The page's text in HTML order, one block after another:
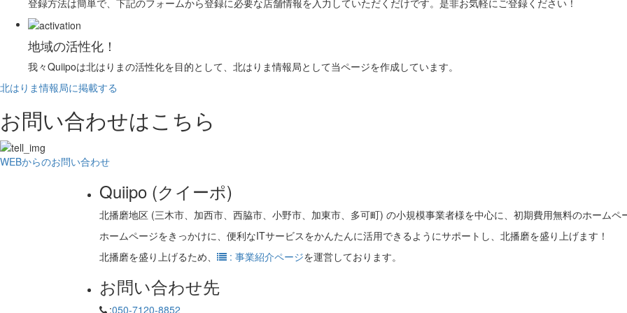
登録方法は簡単で、下記のフォームから登録に必要な店舗情報を入力していただくだけです。是非お気軽にご登録ください！
地域の活性化！
我々Quiipoは北はりまの活性化を目的として、北はりま情報局として当ページを作成しています。
北はりま情報局に掲載する
お問い合わせはこちら
WEBからのお問い合わせ
Quiipo (クイーポ)
北播磨地区 (三木市、加西市、西脇市、小野市、加東市、多可町) の小規模事業者様を中心に、初期費用無料のホームペ
ホームページをきっかけに、便利なITサービスをかんたんに活用できるようにサポートし、北播磨を盛り上げます！
北播磨を盛り上げるため、
: 事業紹介ページを運営しております。
お問い合わせ先
:050-7120-8852